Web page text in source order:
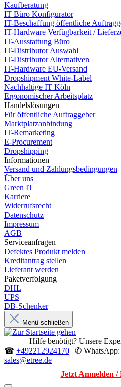
Kaufberatung
IT Büro Konfigurator
IT-Beschaffung öffentliche
IT-Hardware Verfügbarkeit /
IT-Ausstattung Büro
IT-Distributor Auswahl
IT-Distributor Alternativen
IT-Hardware EU-Versand
Dropshipment White-Label
Nachhaltige IT Köln
Ergonomischer Arbeitsplatz
Handelslösungen
Für öffentliche Auftraggeber
Marktplatzanbindung
IT-Remarketing
E-Procurement
Dropshipping
Informationen
Versand und Zahlungsbedingungen
Über uns
Green IT
Karriere
Widerrufsrecht
Datenschutz
Impressum
AGB
Serviceanfragen
Defektes Produkt melden
Kreditantrag stellen
Lieferant werden
Paketverfolgung
DHL
UPS
DB-Schenker
Menü schließen
Hilfe benötigt? Unsere
☎ +492212924170 | ✆ WhatsApp:
sales@etree.de
Jetzt Anmelden /